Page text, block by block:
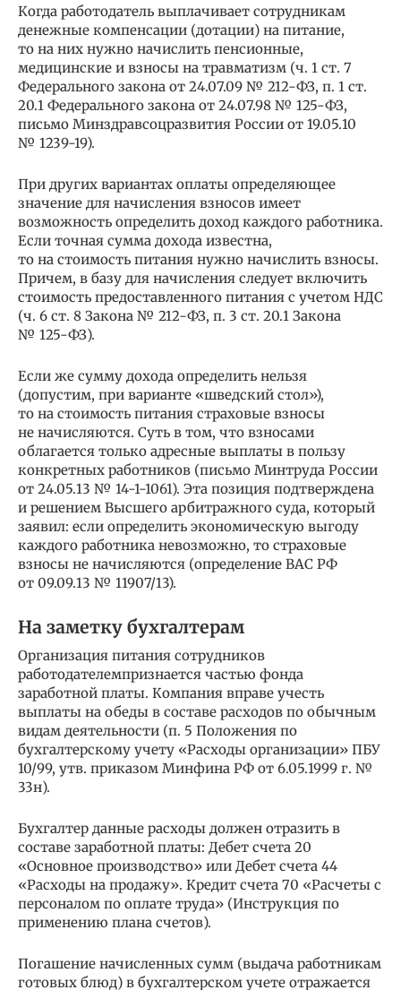
Когда работодатель выплачивает сотрудникам
денежные компенсации (дотации) на питание,
то на них нужно начислить пенсионные,
медицинские и взносы на травматизм (ч. 1 ст. 7
Федерального закона от 24.07.09 № 212-ФЗ, п. 1 ст.
20.1 Федерального закона от 24.07.98 № 125-ФЗ,
письмо Минздравсоцразвития России от 19.05.10
№ 1239-19).
При других вариантах оплаты определяющее
значение для начисления взносов имеет
возможность определить доход каждого работника.
Если точная сумма дохода известна,
то на стоимость питания нужно начислить взносы.
Причем, в базу для начисления следует включить
стоимость предоставленного питания с учетом НДС
(ч. 6 ст. 8 Закона № 212-ФЗ, п. 3 ст. 20.1 Закона
№ 125-ФЗ).
Если же сумму дохода определить нельзя
(допустим, при варианте «шведский стол»),
то на стоимость питания страховые взносы
не начисляются. Суть в том, что взносами
облагается только адресные выплаты в пользу
конкретных работников (письмо Минтруда России
от 24.05.13 № 14-1-1061). Эта позиция подтверждена
и решением Высшего арбитражного суда, который
заявил: если определить экономическую выгоду
каждого работника невозможно, то страховые
взносы не начисляются (определение ВАС РФ
от 09.09.13 № 11907/13).
На заметку бухгалтерам
Организация питания сотрудников
работодателемпризнается частью фонда
заработной платы. Компания вправе учесть
выплаты на обеды в составе расходов по обычным
видам деятельности (п. 5 Положения по
бухгалтерскому учету «Расходы организации» ПБУ
10/99, утв. приказом Минфина РФ от 6.05.1999 г. №
33н).
Бухгалтер данные расходы должен отразить в
составе заработной платы: Дебет счета 20
«Основное производство» или Дебет счета 44
«Расходы на продажу». Кредит счета 70 «Расчеты с
персоналом по оплате труда» (Инструкция по
применению плана счетов).
Погашение начисленных сумм (выдача работникам
готовых блюд) в бухгалтерском учете отражается